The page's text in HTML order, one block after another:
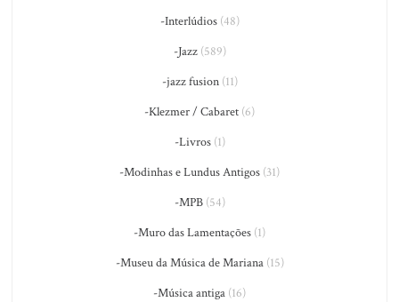
-Interlúdios(48)
-Jazz(589)
-jazz fusion(11)
-Klezmer / Cabaret (6)
-Livros(1)
-Modinhas e Lundus Antigos (31)
-MPB(54)
-Muro das Lamentações (1)
-Museu da Música de Mariana(15)
-Música antiga (16)